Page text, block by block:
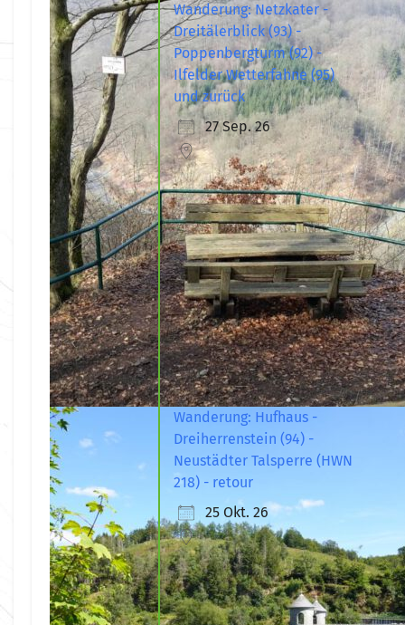
Wanderung: Netzkater -
Dreitälerblick (93) -
Poppenbergturm (92) -
Ilfelder Wetterfahne (95)
und zurück
27 Sep. 26
Wanderung: Hufhaus -
Dreiherrenstein (94) -
Neustädter Talsperre (HWN
218) - retour
25 Okt. 26